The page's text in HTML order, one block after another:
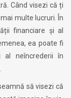
Când visezi că ți
multe lucruri. În
financiare și al
ea poate fi
neîncrederii în
să visezi că